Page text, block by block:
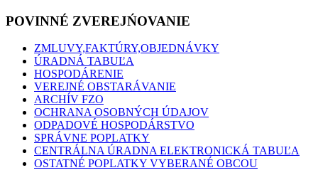
POVINNÉ ZVEREJŃOVANIE
ZMLUVY,FAKTÚRY,OBJEDNÁVKY
ÚRADNÁ TABUĽA
HOSPODÁRENIE
VEREJNÉ OBSTARÁVANIE
ARCHÍV FZO
OCHRANA OSOBNÝCH ÚDAJOV
ODPADOVÉ HOSPODÁRSTVO
SPRÁVNE POPLATKY
CENTRÁLNA ÚRADNA ELEKTRONICKÁ TABUĽA
OSTATNÉ POPLATKY VYBERANÉ OBCOU